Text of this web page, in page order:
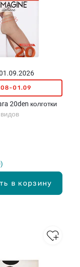
в корзину
01.09
20den колготки